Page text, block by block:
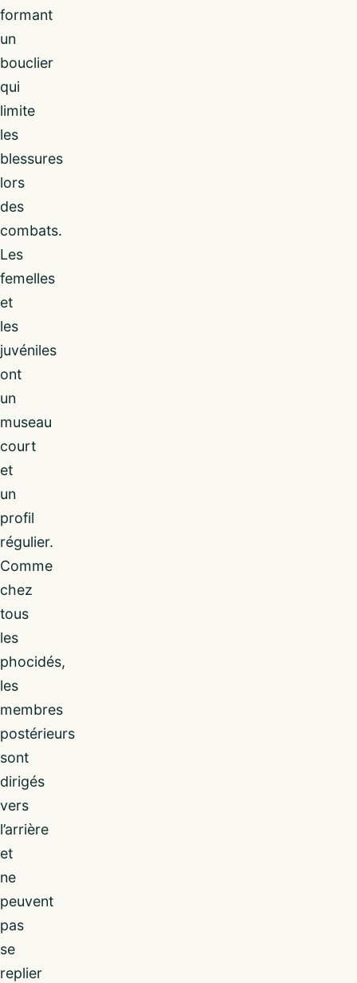
formant
un
bouclier
qui
limite
les
blessures
lors
des
combats.
Les
femelles
et
les
juvéniles
ont
un
museau
court
et
un
profil
régulier.
Comme
chez
tous
les
phocidés,
les
membres
postérieurs
sont
dirigés
vers
l’arrière
et
ne
peuvent
pas
se
replier